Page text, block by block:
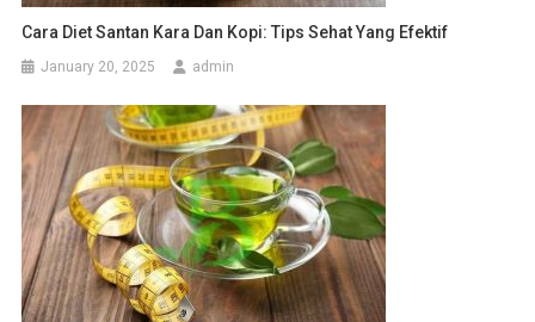
Cara Diet Santan Kara Dan Kopi: Tips Sehat Yang Efektif
January 20, 2025 admin